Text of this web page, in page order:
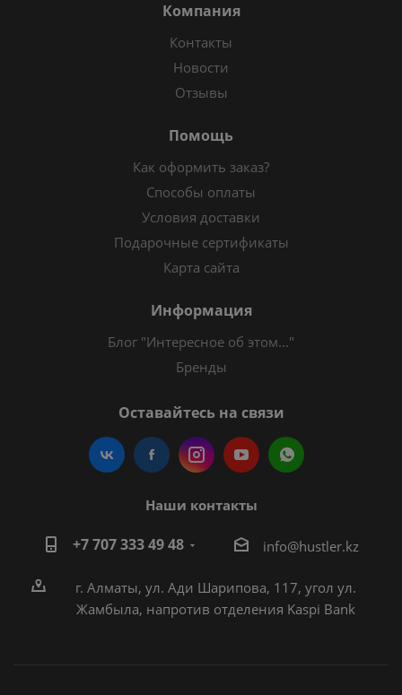
Компания
Контакты
Новости
Отзывы
Помощь
Как оформить заказ?
Способы оплаты
Условия доставки
Подарочные сертификаты
Карта сайта
Информация
Блог "Интересное об этом..."
Бренды
Оставайтесь на связи
Наши контакты
+7 707 333 49 48 info@hustler.kz
г. Алматы, ул. Ади Шарипова, 117, угол ул.
Жамбыла, напротив отделения Kaspi Bank